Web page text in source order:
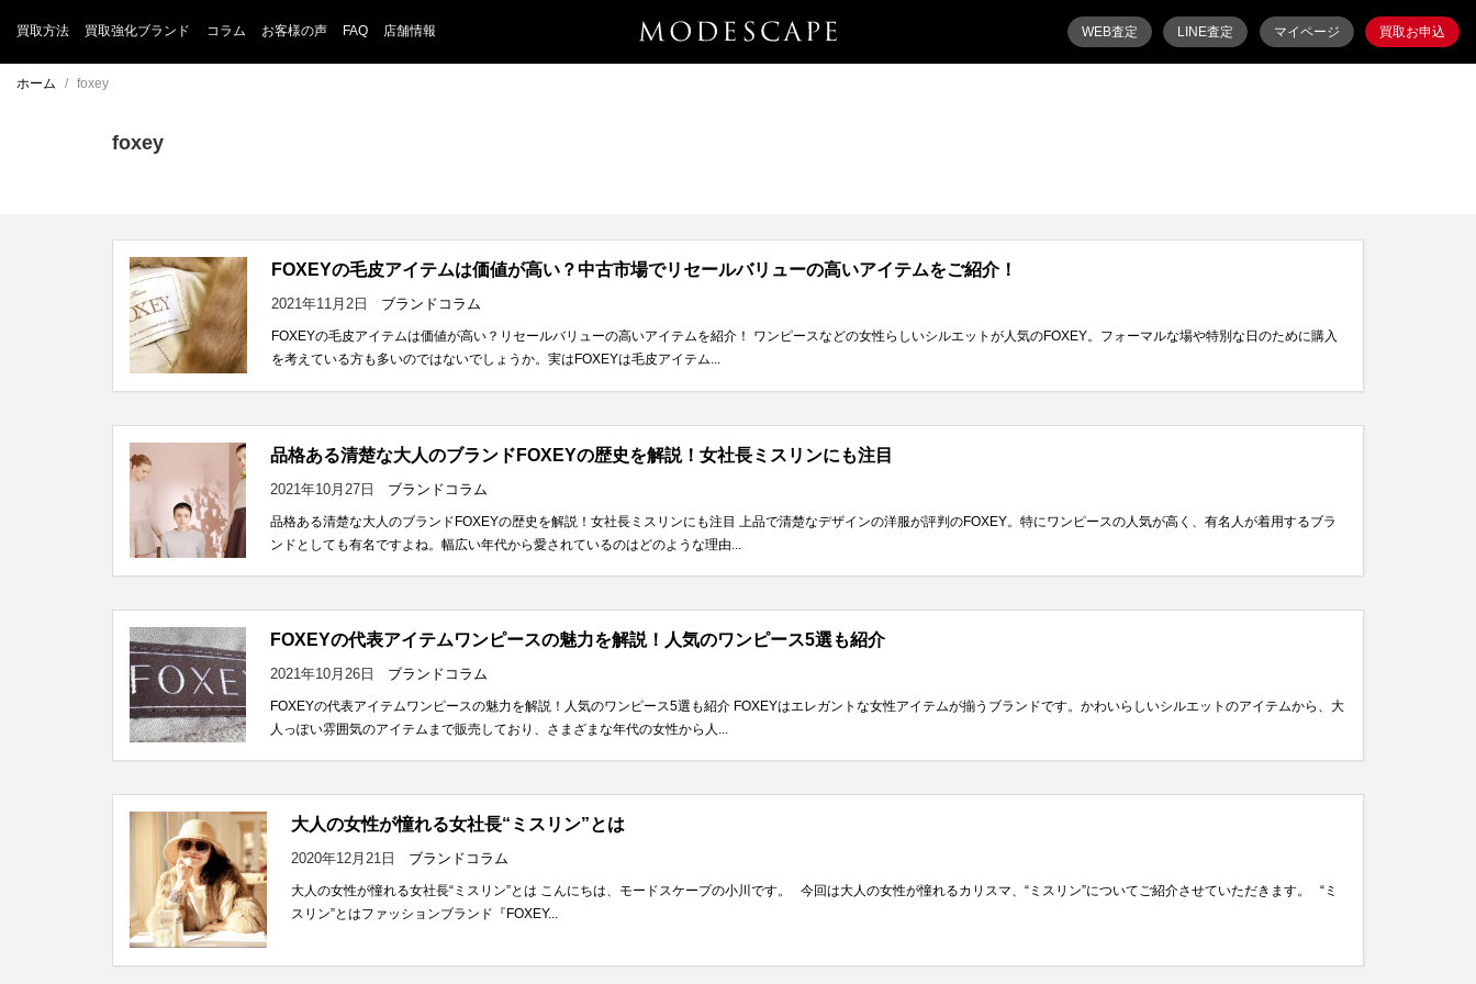
買取方法 買取強化ブランド コラム お客様の声 FAQ 店舗情報 WEB査定 LINE査定 マイページ 買取お申込
ホーム foxey
foxey
FOXEYの毛皮アイテムは価値が高い？中古市場でリセールバリューの高いアイテムをご紹介！
2021年11月2日 ブランドコラム
FOXEYの毛皮アイテムは価値が高い？リセールバリューの高いアイテムを紹介！ ワンピースなどの女性らしいシルエットが人気のFOXEY。フォーマルな場や特別な日のために購入
を考えている方も多いのではないでしょうか。実はFOXEYは毛皮アイテム...
品格ある清楚な大人のブランドFOXEYの歴史を解説！女社長ミスリンにも注目
2021年10月27日 ブランドコラム
品格ある清楚な大人のブランドFOXEYの歴史を解説！女社長ミスリンにも注目 上品で清楚なデザインの洋服が評判のFOXEY。特にワンピースの人気が高く、有名人が着用するブラ
ンドとしても有名ですよね。幅広い年代から愛されているのはどのような理由...
FOXEYの代表アイテムワンピースの魅力を解説！人気のワンピース5選も紹介
2021年10月26日 ブランドコラム
FOXEYの代表アイテムワンピースの魅力を解説！人気のワンピース5選も紹介 FOXEYはエレガントな女性アイテムが揃うブランドです。かわいらしいシルエットのアイテムから、大
人っぽい雰囲気のアイテムまで販売しており、さまざまな年代の女性から人...
大人の女性が憧れる女社長“ミスリン”とは
2020年12月21日 ブランドコラム
大人の女性が憧れる女社長“ミスリン”とは こんにちは、モードスケープの小川です。 今回は大人の女性が憧れるカリスマ、“ミスリン”についてご紹介させていただきます。 “ミ
スリン”とはファッションブランド『FOXEY...